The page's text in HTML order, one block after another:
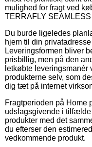
mulighed for fragt ved
TERRAFLY
Du burde ligeledes
hjem til din
Leveringsformen bliver
prisbillig, men på den
letkøbte
produkterne selv, som
dig tæt på internet
Fragtperioden på
udslagsgivende i
produkter med det
du efterser den
vedkommende produkt.